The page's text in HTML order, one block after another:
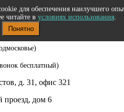
бесплатный)
д. 31, офис 321
проезд, дом 6
для обеспечения наилучшего
читайте в условиях использования.
Понятно